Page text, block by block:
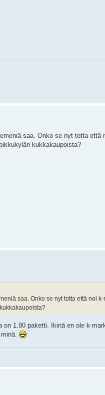
saa. Onko se nyt totta että
kukkakaupoista?
saa. Onko se nyt totta että noi
1.80 paketti. Ikinä en ole k-